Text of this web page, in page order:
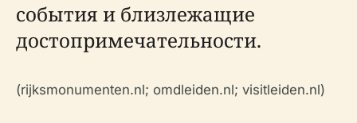
события и близлежащие
достопримечательности.
(rijksmonumenten.nl; omdleiden.nl; visitleiden.nl)